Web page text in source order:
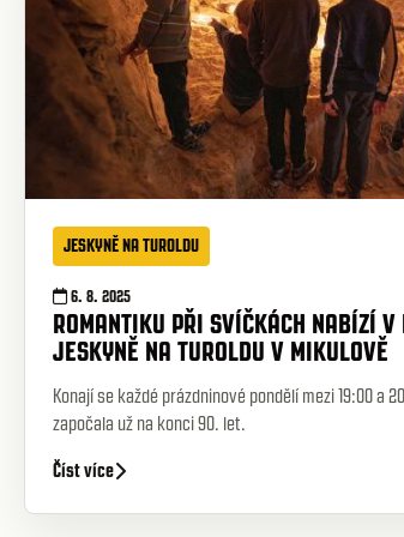
JESKYNĚ NA TUROLDU
6. 8. 2025
ROMANTIKU PŘI SVÍČKÁCH NABÍZÍ V
JESKYNĚ NA TUROLDU V MIKULOVĚ
Konají se každé prázdninové pondělí mezi 19:00 a
započala už na konci 90. let.
Číst více